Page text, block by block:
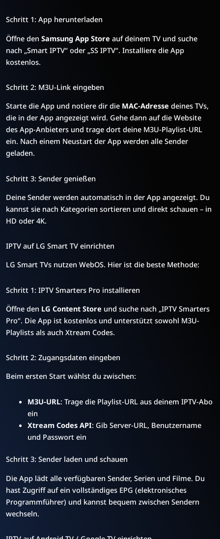
Schritt 1: App herunterladen
Öffne den Samsung App Store auf deinem TV und suche
nach „Smart IPTV“ oder „SS IPTV“. Installiere die App
kostenlos.
Schritt 2: M3U-Link eingeben
Starte die App und notiere dir die MAC-Adresse deines TVs,
die in der App angezeigt wird. Gehe dann auf die Website
des App-Anbieters und trage dort deine M3U-Playlist-URL
ein. Nach einem Neustart der App werden alle Sender
geladen.
Schritt 3: Sender genießen
Deine Sender werden automatisch in der App angezeigt. Du
kannst sie nach Kategorien sortieren und direkt schauen – in
HD oder 4K.
IPTV auf LG Smart TV einrichten
LG Smart TVs nutzen WebOS. Hier ist die beste Methode:
Schritt 1: IPTV Smarters Pro installieren
Öffne den LG Content Store und suche nach „IPTV Smarters
Pro“. Die App ist kostenlos und unterstützt sowohl M3U-
Playlists als auch Xtream Codes.
Schritt 2: Zugangsdaten eingeben
Beim ersten Start wählst du zwischen:
M3U-URL: Trage die Playlist-URL aus deinem IPTV-Abo
ein
Xtream Codes API: Gib Server-URL, Benutzername
und Passwort ein
Schritt 3: Sender laden und schauen
Die App lädt alle verfügbaren Sender, Serien und Filme. Du
hast Zugriff auf ein vollständiges EPG (elektronisches
Programmführer) und kannst bequem zwischen Sendern
wechseln.